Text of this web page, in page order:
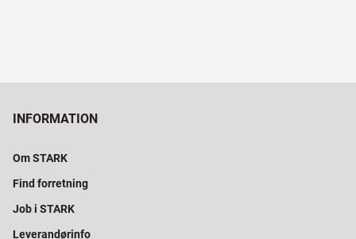
INFORMATION
Om STARK
Find forretning
Job i STARK
Leverandørinfo